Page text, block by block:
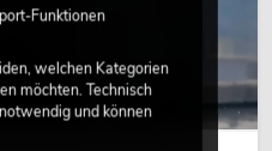
Funktionen
welchen Kategorien
möchten. Technisch
und können